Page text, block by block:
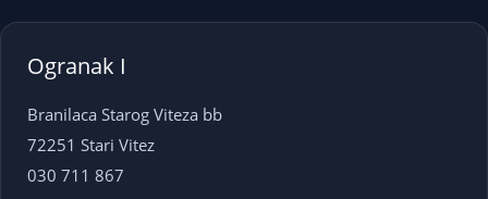
Ogranak I
Branilaca Starog Viteza bb
72251 Stari Vitez
030 711 867